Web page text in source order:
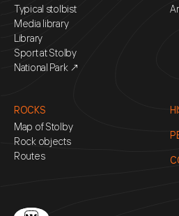
Typical stolbist
Media library
Library
Sport at Stolby
National Park ↗
ROCKS
Map of Stolby
Rock objects
Routes